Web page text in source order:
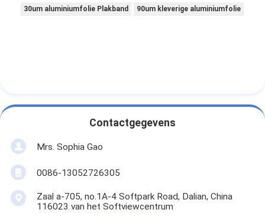
30um aluminiumfolie Plakband 90um kleverige aluminiumfolie
Contactgegevens
Mrs. Sophia Gao
0086-13052726305
Zaal a-705, no.1A-4 Softpark Road, Dalian, China
116023 van het Softviewcentrum